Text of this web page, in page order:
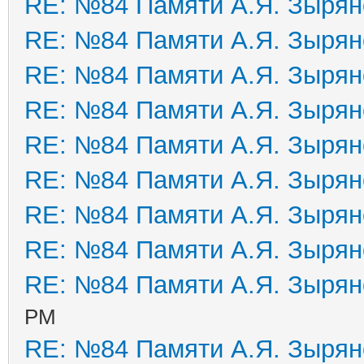
RE: №84 Памяти А.Я.
RE: №84 Памяти А.Я.
RE: №84 Памяти А.Я.
RE: №84 Памяти А.Я.
RE: №84 Памяти А.Я.
RE: №84 Памяти А.Я.
RE: №84 Памяти А.Я.
RE: №84 Памяти А.Я.
PM
RE: №84 Памяти А.Я.